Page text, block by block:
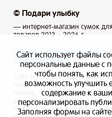
© Подари улыбку
— интернет-магазин сумок
товаров 2013 – 2026 г.
Политика конфиденциальности
Публичная оферта
Сайт использует файлы
персональные данные с
понять, как используется
улучшить его работу,
предпочтениям и
Сайт использует файлы
персональные данные с
чтобы понять, как
возможность улучшить
содержание к
персонализировать
Заполняя формы на сайте